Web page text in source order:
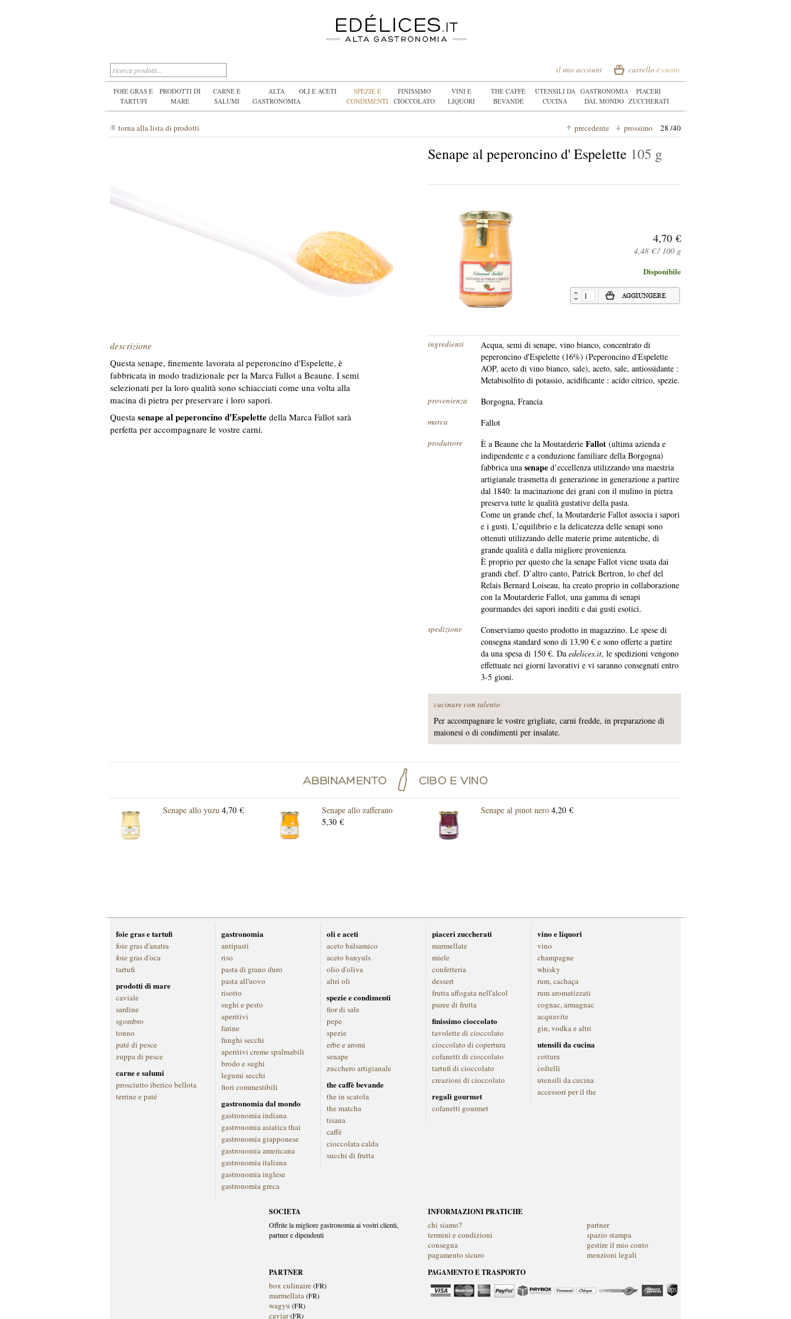
carrello è vuoto
il mio account
FOIE GRAS E
TARTUFI
PRODOTTI DI
MARE
CARNE E
SALUMI
ALTA
GASTRONOMIA
OLI E ACETI
SPEZIE E
CONDIMENTI
FINISSIMO
CIOCCOLATO
VINI E
LIQUORI
THE CAFFÈ
BEVANDE
UTENSILI DA
CUCINA
GASTRONOMIA
DAL MONDO
PIACERI
ZUCCHERATI
torna alla lista di prodotti precedente prossimo 28 /40
Senape al peperoncino d' Espelette 105 g
4,70 €
4,48 € / 100 g
Disponibile
descrizione
Questa senape, finemente lavorata al peperoncino d'Espelette, è
fabbricata in modo tradizionale per la Marca Fallot a Beaune. I semi
selezionati per la loro qualità sono schiacciati come una volta alla
macina di pietra per preservare i loro sapori.
Questa senape al peperoncino d'Espelette della Marca Fallot sarà
perfetta per accompagnare le vostre carni.
ingredienti
Acqua, semi di senape, vino bianco, concentrato di
peperoncino d'Espelette (16%) (Peperoncino d'Espelette
AOP, aceto di vino bianco, sale), aceto, sale, antiossidante :
Metabisolfito di potassio, acidificante : acido citrico, spezie.
provenienza Borgogna, Francia
marca Fallot
produttore È a Beaune che la Moutarderie Fallot (ultima azienda e
indipendente e a conduzione familiare della Borgogna)
fabbrica una senape d’eccellenza utilizzando una maestria
artigianale trasmetta di generazione in generazione a partire
dal 1840: la macinazione dei grani con il mulino in pietra
preserva tutte le qualità gustative della pasta.
Come un grande chef, la Moutarderie Fallot associa i sapori
e i gusti. L’equilibrio e la delicatezza delle senapi sono
ottenuti utilizzando delle materie prime autentiche, di
grande qualità e dalla migliore provenienza.
È proprio per questo che la senape Fallot viene usata dai
grandi chef. D’altro canto, Patrick Bertron, lo chef del
Relais Bernard Loiseau, ha creato proprio in collaborazione
con la Moutarderie Fallot, una gamma di senapi
gourmandes dei sapori inediti e dai gusti esotici.
spedizione
Conserviamo questo prodotto in magazzino. Le spese di
consegna standard sono di 13,90 € e sono offerte a partire
da una spesa di 150 €. Da edelices.it, le spedizioni vengono
effettuate nei giorni lavorativi e vi saranno consegnati entro
3-5 gioni.
cucinare con talento
Per accompagnare le vostre grigliate, carni fredde, in preparazione di
maionesi o di condimenti per insalate.
Senape allo yuzu 4,70 €
Senape allo zafferano
5,30 €
Senape al pinot nero 4,20 €
foie gras e tartufi
foie gras d'anatra
foie gras d'oca
tartufi
prodotti di mare
caviale
sardine
sgombro
tonno
paté di pesce
zuppa di pesce
carne e salumi
prosciutto iberico bellota
terrine e paté
gastronomia
antipasti
riso
pasta di grano duro
pasta all'uovo
risotto
sughi e pesto
aperitivi
farine
funghi secchi
aperitivi creme spalmabili
brodo e sughi
legumi secchi
fiori commestibili
gastronomia dal mondo
gastronomia indiana
gastronomia asiatica thai
gastronomia giapponese
gastronomia americana
gastronomia italiana
gastronomia inglese
gastronomia greca
oli e aceti
aceto balsamico
aceto banyuls
olio d'oliva
altri oli
spezie e condimenti
fior di sale
pepe
spezie
erbe e aromi
senape
zucchero artigianale
the caffè bevande
the in scatola
the matcha
tisana
caffè
cioccolata calda
succhi di frutta
piaceri zuccherati
marmellate
miele
confetteria
dessert
frutta affogata nell'alcol
puree di frutta
finissimo cioccolato
tavolette di cioccolato
cioccolato di copertura
cofanetti di cioccolato
tartufi di cioccolato
creazioni di cioccolato
regali gourmet
cofanetti gourmet
vino e liquori
vino
champagne
whisky
rum, cachaça
rum aromatizzati
cognac, armagnac
acquavite
gin, vodka e altri
utensili da cucina
cottura
coltelli
utensili da cucina
accessori per il the
SOCIETA
Offrite la migliore gastronomia ai vostri clienti,
partner e dipendenti
INFORMAZIONI PRATICHE
chi siamo?
termini e condizioni
consegna
pagamento sicuro
partner
spazio stampa
gestire il mio conto
menzioni legali
PARTNER
box culinaire(FR)
marmellata(FR)
wagyu (FR)
caviar(FR)
PAGAMENTO E TRASPORTO